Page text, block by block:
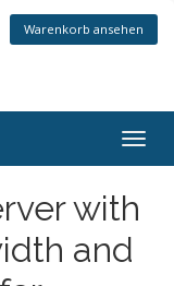
Warenkorb ansehen
ein-/
with
and